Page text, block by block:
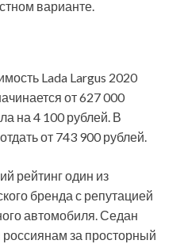
варианте.
Lada Largus 2020
от 627 000
на 4 100 рублей. В
от 743 900 рублей.
рейтинг один из
бренда с репутацией
автомобиля. Седан
за просторный